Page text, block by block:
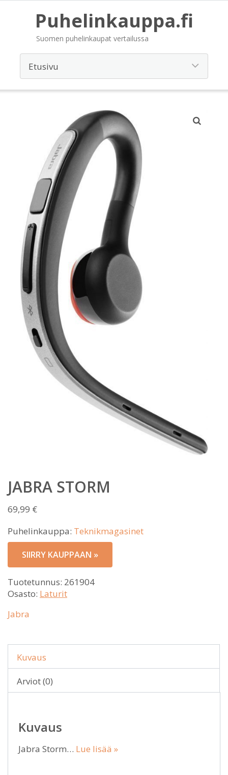
Puhelinkauppa.fi
Suomen puhelinkaupat vertailussa
JABRA STORM
69,99 €
Puhelinkauppa: Teknikmagasinet
SIIRRY KAUPPAAN »
Tuotetunnus: 261904
Osasto: Laturit
Jabra
Kuvaus
Arviot (0)
Kuvaus
Jabra Storm… Lue lisää »